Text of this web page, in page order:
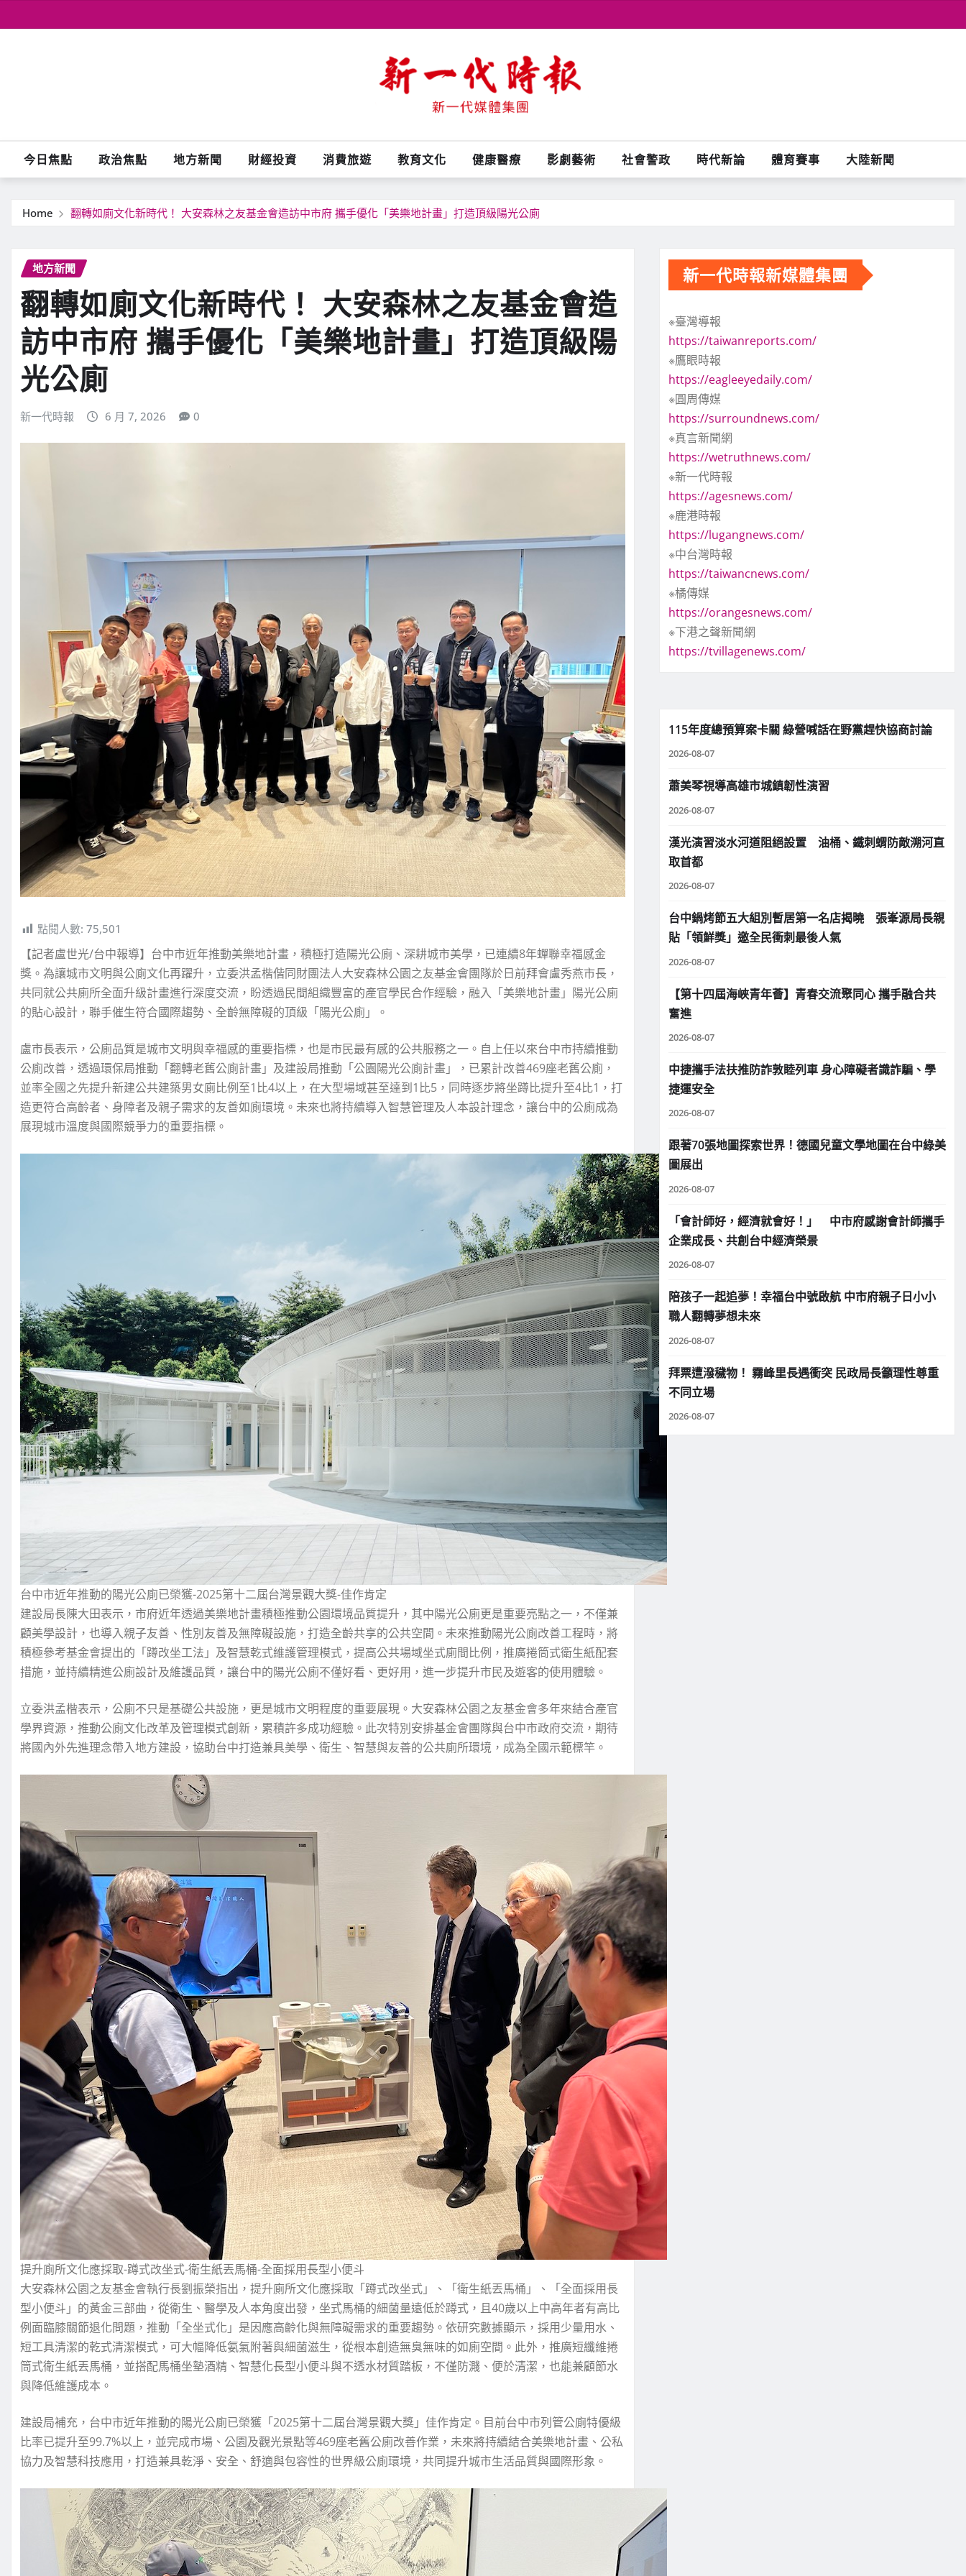
to
今日焦點 政治焦點 地方新聞 財經投資 消費旅遊 教育文化 健康醫療 影劇藝術 社會警政 時代新論 體育賽事 大陸新聞
Home 翻轉如廁文化新時代！ 大安森林之友基金會造訪中市府 攜手優化「美樂地計畫」打造頂級陽光公廁
地方新聞
翻轉如廁文化新時代！ 大安森林之友基金會造
訪中市府 攜手優化「美樂地計畫」打造頂級陽
光公廁
新一代時報 6 月 7, 2026 0
點閱人數: 75,501
【記者盧世光/台中報導】台中市近年推動美樂地計畫，積極打造陽光公廁、深耕城市美學，已連續8年蟬聯幸福感金
獎。為讓城市文明與公廁文化再躍升，立委洪孟楷偕同財團法人大安森林公園之友基金會團隊於日前拜會盧秀燕市長，
共同就公共廁所全面升級計畫進行深度交流，盼透過民間組織豐富的產官學民合作經驗，融入「美樂地計畫」陽光公廁
的貼心設計，聯手催生符合國際趨勢、全齡無障礙的頂級「陽光公廁」。
盧市長表示，公廁品質是城市文明與幸福感的重要指標，也是市民最有感的公共服務之一。自上任以來台中市持續推動
公廁改善，透過環保局推動「翻轉老舊公廁計畫」及建設局推動「公園陽光公廁計畫」，已累計改善469座老舊公廁，
並率全國之先提升新建公共建築男女廁比例至1比4以上，在大型場域甚至達到1比5，同時逐步將坐蹲比提升至4比1，打
造更符合高齡者、身障者及親子需求的友善如廁環境。未來也將持續導入智慧管理及人本設計理念，讓台中的公廁成為
展現城市溫度與國際競爭力的重要指標。
台中市近年推動的陽光公廁已榮獲-2025第十二屆台灣景觀大獎-佳作肯定
建設局長陳大田表示，市府近年透過美樂地計畫積極推動公園環境品質提升，其中陽光公廁更是重要亮點之一，不僅兼
顧美學設計，也導入親子友善、性別友善及無障礙設施，打造全齡共享的公共空間。未來推動陽光公廁改善工程時，將
積極參考基金會提出的「蹲改坐工法」及智慧乾式維護管理模式，提高公共場域坐式廁間比例，推廣捲筒式衛生紙配套
措施，並持續精進公廁設計及維護品質，讓台中的陽光公廁不僅好看、更好用，進一步提升市民及遊客的使用體驗。
立委洪孟楷表示，公廁不只是基礎公共設施，更是城市文明程度的重要展現。大安森林公園之友基金會多年來結合產官
學界資源，推動公廁文化改革及管理模式創新，累積許多成功經驗。此次特別安排基金會團隊與台中市政府交流，期待
將國內外先進理念帶入地方建設，協助台中打造兼具美學、衛生、智慧與友善的公共廁所環境，成為全國示範標竿。
提升廁所文化應採取-蹲式改坐式-衛生紙丟馬桶-全面採用長型小便斗
大安森林公園之友基金會執行長劉振榮指出，提升廁所文化應採取「蹲式改坐式」、「衛生紙丟馬桶」、「全面採用長
型小便斗」的黃金三部曲，從衛生、醫學及人本角度出發，坐式馬桶的細菌量遠低於蹲式，且40歲以上中高年者有高比
例面臨膝關節退化問題，推動「全坐式化」是因應高齡化與無障礙需求的重要趨勢。依研究數據顯示，採用少量用水、
短工具清潔的乾式清潔模式，可大幅降低氨氣附著與細菌滋生，從根本創造無臭無味的如廁空間。此外，推廣短纖維捲
筒式衛生紙丟馬桶，並搭配馬桶坐墊酒精、智慧化長型小便斗與不透水材質踏板，不僅防濺、便於清潔，也能兼顧節水
與降低維護成本。
建設局補充，台中市近年推動的陽光公廁已榮獲「2025第十二屆台灣景觀大獎」佳作肯定。目前台中市列管公廁特優級
比率已提升至99.7%以上，並完成市場、公園及觀光景點等469座老舊公廁改善作業，未來將持續結合美樂地計畫、公私
協力及智慧科技應用，打造兼具乾淨、安全、舒適與包容性的世界級公廁環境，共同提升城市生活品質與國際形象。
新一代時報新媒體集團
※臺灣導報
https://taiwanreports.com/
※鷹眼時報
https://eagleeyedaily.com/
※圓周傳媒
https://surroundnews.com/
※真言新聞網
https://wetruthnews.com/
※新一代時報
https://agesnews.com/
※鹿港時報
https://lugangnews.com/
※中台灣時報
https://taiwancnews.com/
※橘傳媒
https://orangesnews.com/
※下港之聲新聞網
https://tvillagenews.com/
115年度總預算案卡關 綠營喊話在野黨趕快協商討論
2026-08-07
蕭美琴視導高雄市城鎮韌性演習
2026-08-07
漢光演習淡水河道阻絕設置 油桶、鐵刺蝟防敵溯河直
取首都
2026-08-07
台中鍋烤節五大組別暫居第一名店揭曉 張峯源局長親
貼「領鮮獎」邀全民衝刺最後人氣
2026-08-07
【第十四屆海峽青年薈】青春交流聚同心 攜手融合共
奮進
2026-08-07
中捷攜手法扶推防詐敦睦列車 身心障礙者識詐騙、學
捷運安全
2026-08-07
跟著70張地圖探索世界！德國兒童文學地圖在台中綠美
圖展出
2026-08-07
「會計師好，經濟就會好！」 中市府感謝會計師攜手
企業成長、共創台中經濟榮景
2026-08-07
陪孩子一起追夢！幸福台中號啟航 中市府親子日小小
職人翻轉夢想未來
2026-08-07
拜票遭潑穢物！ 霧峰里長遇衝突 民政局長籲理性尊重
不同立場
2026-08-07